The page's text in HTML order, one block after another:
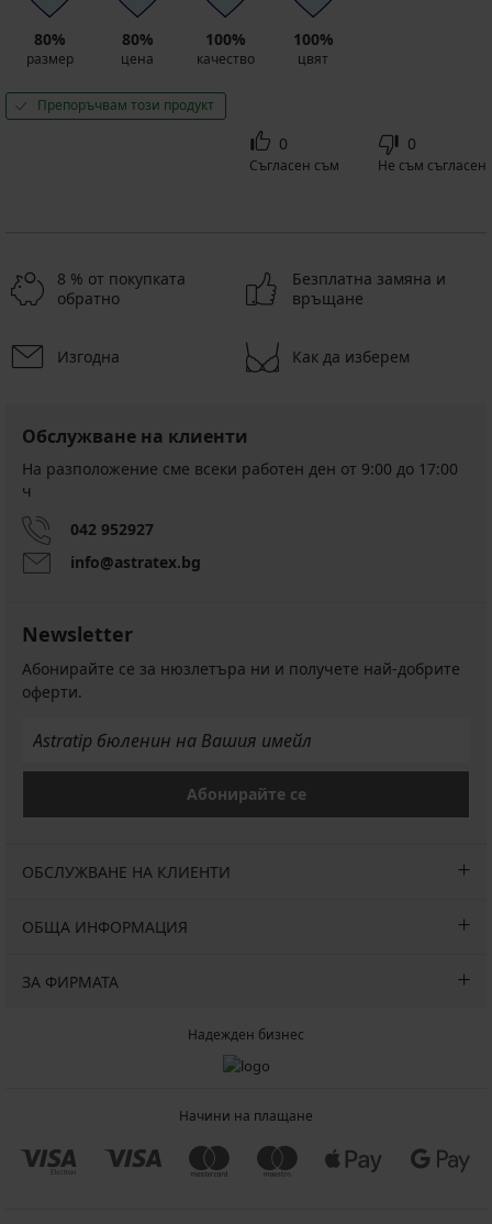
80%
размер
80%
цена
100%
качество
100%
цвят
Препоръчвам този продукт
0
Съгласен съм
0
Не съм съгласен
8 % от покупката
обратно
Безплатна замяна и
връщане
Изгодна Как да изберем
Обслужване на клиенти
На разположение сме всеки работен ден от 9:00 до 17:00
ч
042 952927
info@astratex.bg
Newsletter
Абонирайте се за нюзлетъра ни и получете най-добрите
оферти.
Абонирайте се
ОБСЛУЖВАНЕ НА КЛИЕНТИ
ОБЩА ИНФОРМАЦИЯ
ЗА ФИРМАТА
Надежден бизнес
Начини на плащане